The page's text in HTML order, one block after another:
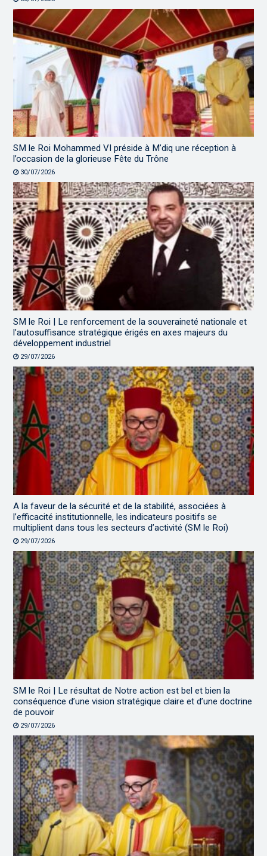
SM le Roi Mohammed VI préside à M’diq une réception à
l’occasion de la glorieuse Fête du Trône
30/07/2026
SM le Roi | Le renforcement de la souveraineté nationale et
l’autosuffisance stratégique érigés en axes majeurs du
développement industriel
29/07/2026
A la faveur de la sécurité et de la stabilité, associées à
l’efficacité institutionnelle, les indicateurs positifs se
multiplient dans tous les secteurs d’activité (SM le Roi)
29/07/2026
SM le Roi | Le résultat de Notre action est bel et bien la
conséquence d’une vision stratégique claire et d’une doctrine
de pouvoir
29/07/2026